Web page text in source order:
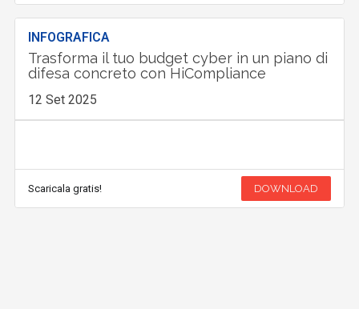
INFOGRAFICA
Trasforma il tuo budget cyber in un piano di
difesa concreto con HiCompliance
12 Set 2025
Scaricala gratis! DOWNLOAD